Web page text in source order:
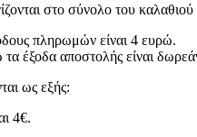
στο σύνολο του
πληρωμών είναι 4 ευρώ.
έξοδα αποστολής είναι
ως εξής:
4€.